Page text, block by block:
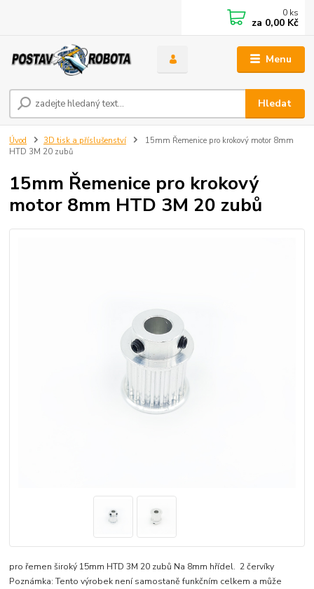
Menu
Hledat
0 ks
za 0,00 Kč
Úvod 3D tisk a příslušenství
15mm Řemenice pro krokový motor 8mm
HTD 3M 20 zubů
15mm Řemenice pro krokový
motor 8mm HTD 3M 20 zubů
pro řemen široký 15mm HTD 3M 20 zubů Na 8mm hřídel. 2 červíky
Poznámka: Tento výrobek není samostaně funkčním celkem a může